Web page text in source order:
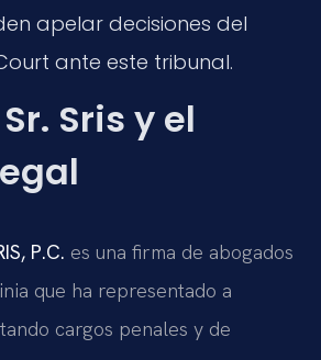
apelar decisiones del
ante este tribunal.
Sris y el
P.C. es una firma de abogados
que ha representado a
cargos penales y de